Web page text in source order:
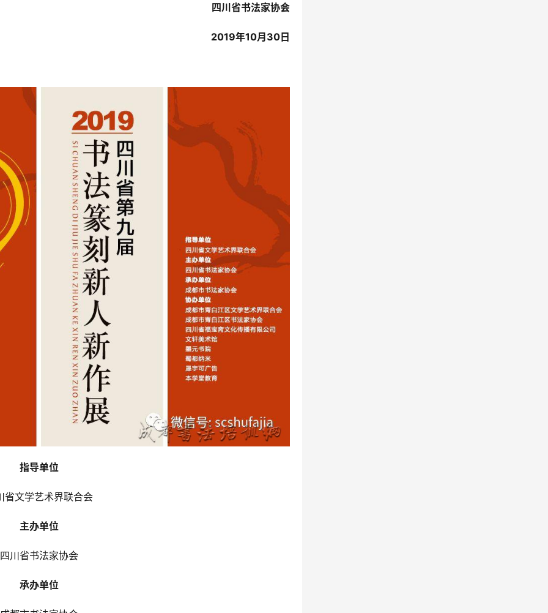
四川省书法家协会
2019年10月30日
指导单位
省文学艺术界联合会
主办单位
四川省书法家协会
承办单位